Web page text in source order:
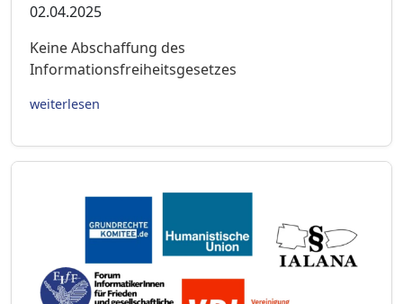
02.04.2025
Keine Abschaffung des
Informationsfreiheitsgesetzes
weiterlesen